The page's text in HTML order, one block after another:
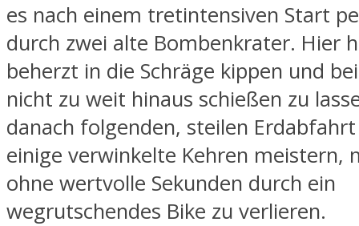
es nach einem tretintensiven Start
durch zwei alte Bombenkrater. Hier
beherzt in die Schräge kippen und
nicht zu weit hinaus schießen zu
danach folgenden, steilen
einige verwinkelte Kehren meistern,
ohne wertvolle Sekunden durch ein
wegrutschendes Bike zu verlieren.